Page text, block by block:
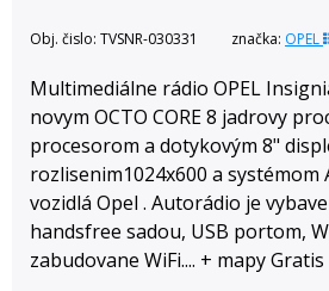
Obj. čislo: TVSNR-030331 značka: OPEL
Multimediálne rádio OPEL
novym OCTO CORE 8 jadrovy
procesorom a dotykovým 8"
rozlisenim1024x600 a systémom
vozidlá Opel . Autorádio je
handsfree sadou, USB portom,
zabudovane WiFi.... + mapy Gratis